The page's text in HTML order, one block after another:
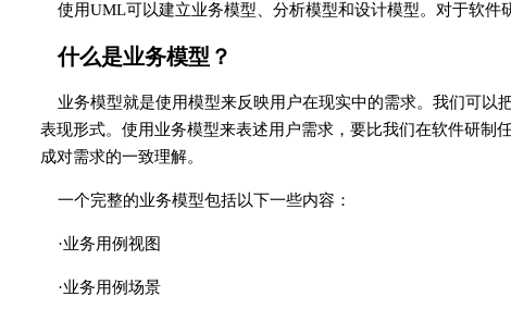
使用UML可以建立业务模型、分析模型和设计模型。对于软件
什么是业务模型？
业务模型就是使用模型来反映用户在现实中的需求。我们可以
表现形式。使用业务模型来表述用户需求，要比我们在软件研制
成对需求的一致理解。
一个完整的业务模型包括以下一些内容：
·业务用例视图
·业务用例场景